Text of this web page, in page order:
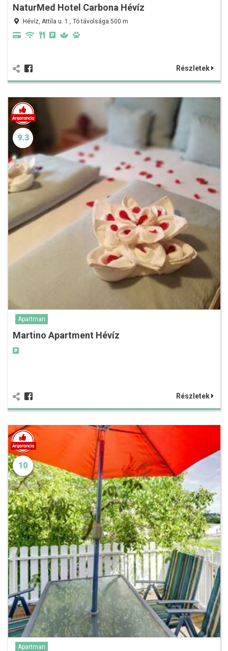
NaturMed Hotel Carbona Hévíz
Hévíz, Attila u. 1., Tó távolsága 500 m
Részletek
9.3
Apartman
Martino Apartment Hévíz
Részletek
10
Apartman